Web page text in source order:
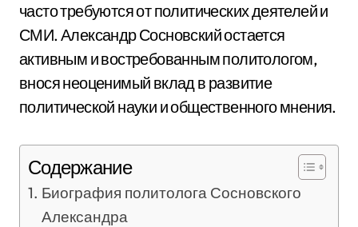
часто требуются от политических деятелей и
СМИ. Александр Сосновский остается
активным и востребованным политологом,
внося неоценимый вклад в развитие
политической науки и общественного мнения.
Содержание
Биография политолога Сосновского
Александра